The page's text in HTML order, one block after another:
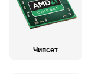
Чипсет